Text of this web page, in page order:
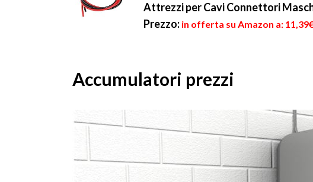
Attrezzi per Cavi Connettori
Prezzo: in offerta su Amazon a:
Accumulatori prezzi